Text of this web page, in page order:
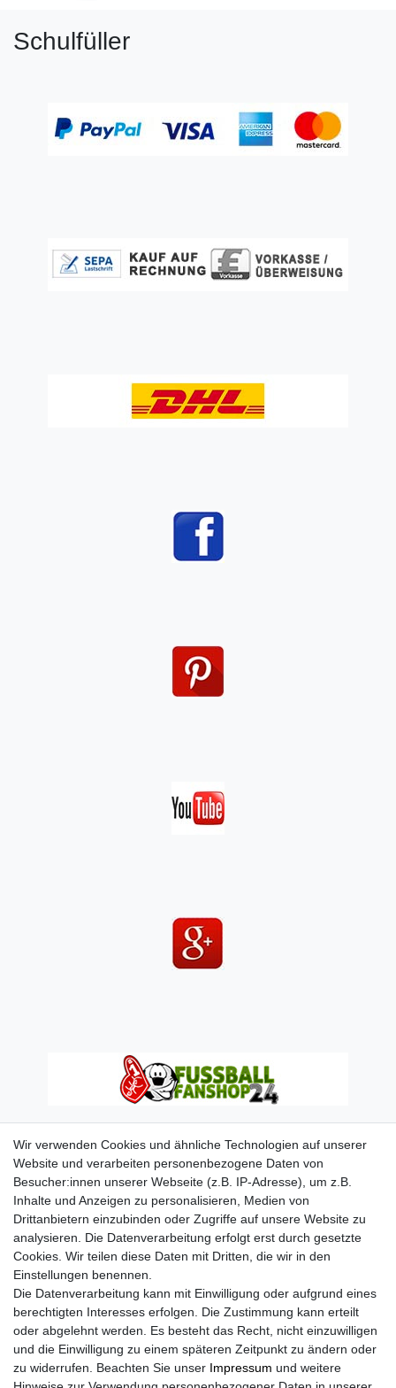
Schulfüller
Wir verwenden Cookies und ähnliche Technologien auf unserer
Website und verarbeiten personenbezogene Daten von
Besucher:innen unserer Webseite (z.B. IP-Adresse), um z.B.
Inhalte und Anzeigen zu personalisieren, Medien von
Drittanbietern einzubinden oder Zugriffe auf unsere Website zu
analysieren. Die Datenverarbeitung erfolgt erst durch gesetzte
Cookies. Wir teilen diese Daten mit Dritten, die wir in den
Einstellungen benennen.
Die Datenverarbeitung kann mit Einwilligung oder aufgrund eines
berechtigten Interesses erfolgen. Die Zustimmung kann erteilt
oder abgelehnt werden. Es besteht das Recht, nicht einzuwilligen
und die Einwilligung zu einem späteren Zeitpunkt zu ändern oder
zu widerrufen. Beachten Sie unser Impressum und weitere